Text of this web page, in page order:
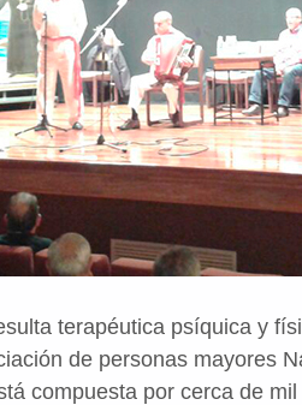
terapéutica psíquica y
de personas mayores
compuesta por cerca de